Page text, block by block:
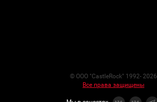
© ООО "CastleRock" 1992- 2026
Все права защищены